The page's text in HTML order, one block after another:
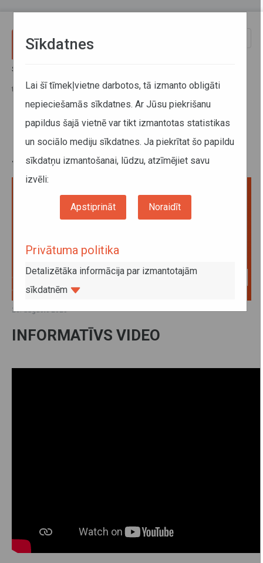
Sākums
transportu" materiāli
Kampaņas "Bērnu drošība,
izmantojot reģionālo sabiedrisko
transportu" materiāli
26. augusts 2025
INFORMATĪVS VIDEO
Sīkdatnes
Lai šī tīmekļvietne darbotos, tā izmanto obligāti
nepieciešamās sīkdatnes. Ar Jūsu piekrišanu
papildus šajā vietnē var tikt izmantotas statistikas
un sociālo mediju sīkdatnes. Ja piekrītat šo papildu
sīkdatņu izmantošanai, lūdzu, atzīmējiet savu
izvēli:
Apstiprināt Noraidīt
Privātuma politika
Detalizētāka informācija par izmantotajām
sīkdatnēm